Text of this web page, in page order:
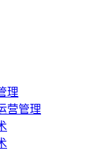
理
营管理